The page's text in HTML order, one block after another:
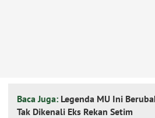
Baca Juga: Legenda MU Ini
Tak Dikenali Eks Rekan Setim